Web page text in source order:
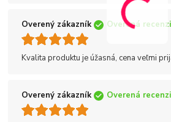
Overený zákazník Overená
Kvalita produktu je úžasná, cena veľmi
Overený zákazník Overená